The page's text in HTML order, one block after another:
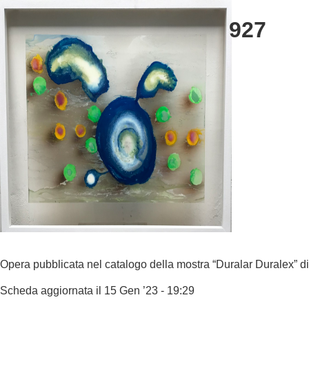
927
Opera pubblicata nel catalogo della mostra “Duralar Duralex”
Scheda aggiornata il 15 Gen ’23 - 19:29